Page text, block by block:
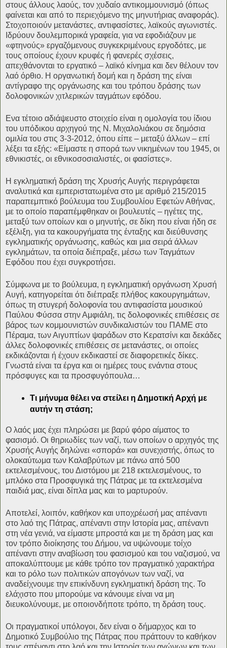
στους άλλους λαούς, τον χυδαίο αντικομμουνισμό (όπως
φαίνεται και από το περιεχόμενο της μηνυτήριας αναφοράς).
Στοχοποιούν μετανάστες, αντιφασίστες, λαϊκούς αγωνιστές.
Ιδρύουν δουλεμπορικά γραφεία, για να εφοδιάζουν με
«φτηνούς» εργαζόμενους συγκεκριμένους εργοδότες, με
τους οποίους έχουν κρυφές ή φανερές σχέσεις,
απεχθάνονται το εργατικό – λαϊκό κίνημα και δεν θέλουν τον
λαό όρθιο. Η οργανωτική δομή και η δράση της είναι
αντίγραφο της οργάνωσης και του τρόπου δράσης των
δολοφονικών χιτλερικών ταγμάτων εφόδου.
Ενα τέτοιο αδιάψευστο στοιχείο είναι η ομολογία του ίδιου
του υπόδικου αρχηγού της Ν. Μιχαλολιάκου σε δημόσια
ομιλία του στις 3-3-2012, όπου είπε – μεταξύ άλλων – επί
λέξει τα εξής: «Είμαστε η σπορά των νικημένων του 1945, οι
εθνικιστές, οι εθνικοσοσιαλιστές, οι φασίστες».
Η εγκληματική δράση της Χρυσής Αυγής περιγράφεται
αναλυτικά και εμπεριστατωμένα στο με αριθμό 215/2015
παραπεμπτικό βούλευμα του Συμβουλίου Εφετών Αθήνας,
με το οποίο παραπέμφθηκαν οι βουλευτές – ηγέτες της,
μεταξύ των οποίων και ο μηνυτής, σε δίκη που είναι ήδη σε
εξέλιξη, για τα κακουργήματα της ένταξης και διεύθυνσης
εγκληματικής οργάνωσης, καθώς και μια σειρά άλλων
εγκλημάτων, τα οποία διέπραξε, μέσω των Ταγμάτων
Εφόδου που έχει συγκροτήσει.
Σύμφωνα με το βούλευμα, η εγκληματική οργάνωση Χρυσή
Αυγή, κατηγορείται ότι διέπραξε πλήθος κακουργημάτων,
όπως τη στυγερή δολοφονία του αντιφασίστα μουσικού
Παύλου Φύσσα στην Αμφιάλη, τις δολοφονικές επιθέσεις σε
βάρος των κομμουνιστών συνδικαλιστών του ΠΑΜΕ στο
Πέραμα, των Αιγυπτίων ψαράδων στο Κερατσίνι και δεκάδες
άλλες δολοφονικές επιθέσεις σε μετανάστες, οι οποίες
εκδικάζονται ή έχουν εκδικαστεί σε διαφορετικές δίκες.
Γνωστά είναι τα έργα και οι ημέρες τους ενάντια στους
πρόσφυγες και τα προσφυγόπουλα…
Τι μήνυμα θέλει να στείλει η Δημοτική Αρχή με
αυτήν τη στάση;
Ο λαός μας έχει πληρώσει με βαρύ φόρο αίματος το
φασισμό. Οι θηριωδίες των ναζί, των οποίων ο αρχηγός της
Χρυσής Αυγής δηλώνει «σπορά» και συνεχιστής, όπως το
ολοκαύτωμα των Καλαβρύτων με πάνω από 500
εκτελεσμένους, του Διστόμου με 218 εκτελεσμένους, το
μπλόκο στα Προσφυγικά της Πάτρας με τα εκτελεσμένα
παιδιά μας, είναι δίπλα μας και το μαρτυρούν.
Αποτελεί, λοιπόν, καθήκον και υποχρέωσή μας απέναντι
στο λαό της Πάτρας, απέναντι στην Ιστορία μας, απέναντι
στη νέα γενιά, να είμαστε μπροστά και με τη δράση μας και
τον τρόπο διοίκησης του Δήμου, να υψώνουμε τοίχο
απέναντι στην αναβίωση του φασισμού και του ναζισμού, να
αποκαλύπτουμε με κάθε τρόπο τον πραγματικό χαρακτήρα
και το ρόλο των πολιτικών απογόνων των ναζί, να
αναδείχνουμε την επικίνδυνη εγκληματική δράση της. Το
ελάχιστο που μπορούμε να κάνουμε είναι να μη
διευκολύνουμε, με οποιονδήποτε τρόπο, τη δράση τους.
Οι πραγματικοί υπόλογοι, δεν είναι ο δήμαρχος και το
Δημοτικό Συμβούλιο της Πάτρας που πράττουν το καθήκον